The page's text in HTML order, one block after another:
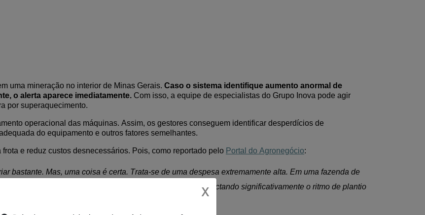
uma mineração no interior de Minas Gerais. Caso o sistema identifique aumento anormal de
o alerta aparece imediatamente. Com isso, a equipe de especialistas do Grupo Inova pode agir
por superaquecimento.
operacional das máquinas. Assim, os gestores conseguem identificar desperdícios de
do equipamento e outros fatores semelhantes.
e reduz custos desnecessários. Pois, como reportado pelo Portal do Agronegócio:
bastante. Mas, uma coisa é certa. Trata-se de uma despesa extremamente alta. Em uma fazenda de
de R$ 600 mil por máquina em um único dia de safra, impactando significativamente o ritmo de plantio
X